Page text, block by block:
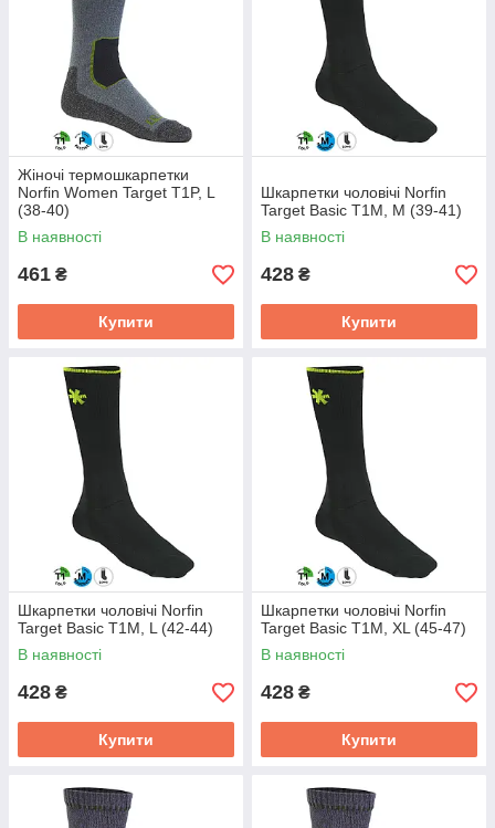
Жіночі термошкарпетки
Norfin Women Target T1P, L
(38-40)
В наявності
461 ₴
Купити
Шкарпетки чоловічі Norfin
Target Basic T1M, M (39-41)
В наявності
428 ₴
Купити
Шкарпетки чоловічі Norfin
Target Basic T1M, L (42-44)
В наявності
428 ₴
Купити
Шкарпетки чоловічі Norfin
Target Basic T1M, XL (45-47)
В наявності
428 ₴
Купити